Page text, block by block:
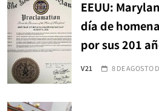
EEUU:
día de
por sus 201
V21 8 DE AGOSTO